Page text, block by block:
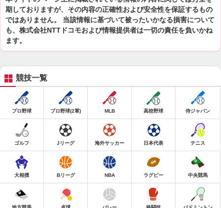
期しておりますが、その内容の正確性および安全性を保証するもの
ではありません。 当該情報に基づいて被ったいかなる損害について
も、株式会社NTTドコモおよび情報提供者は一切の責任を負いかね
ます。
競技一覧
プロ野球 プロ野球(2軍) MLB 高校野球 侍ジャパン
ゴルフ Jリーグ 海外サッカー 日本代表 テニス
大相撲 Bリーグ NBA ラグビー 中央競馬